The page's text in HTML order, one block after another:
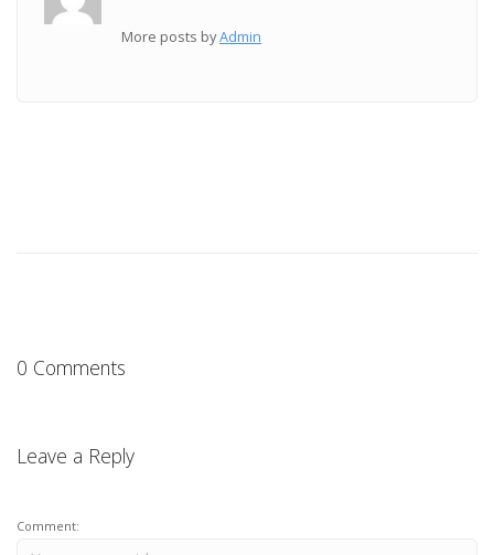
More posts byAdmin
0 Comments
Leave a Reply
Comment: